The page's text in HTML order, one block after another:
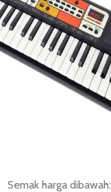
Semak harga dibawah: